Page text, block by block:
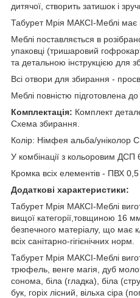
дитячої, створить затишок і
Табурет Мрія МАКСІ-Меблі має
Меблі поставляється в
упаковці (тришаровий
та детальною інструкцією для
Всі отвори для збирання -
Меблі повністю підготовлена
Комплектація: Комплект
Схема збирання.
Колір: Німфея альба/уніколор
У комбінації з кольоровим ДСП 6
Кромка всіх елементів - ПВХ
Додаткові характеристики:
Табурет Мрія МАКСІ-Меблі
вищої категорії,товщиною 16
безпечного матеріалу, що має
всіх санітарно-гігієнічних норм.
Табурет Мрія МАКСІ-Меблі
трюфель, венге магія, дуб
сонома, біла (гладка), біла
бук, горіх лісний, вільха сіра